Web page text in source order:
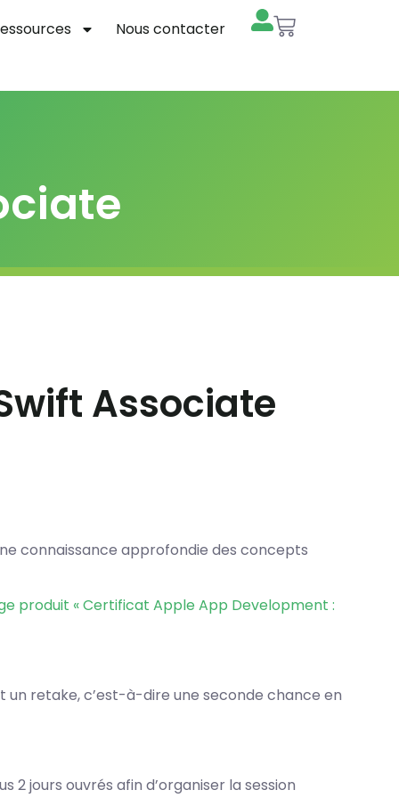
Nous contacter
Associate
connaissance approfondie des concepts
produit « Certificat Apple App Development :
un retake, c’est-à-dire une seconde chance en
jours ouvrés afin d’organiser la session